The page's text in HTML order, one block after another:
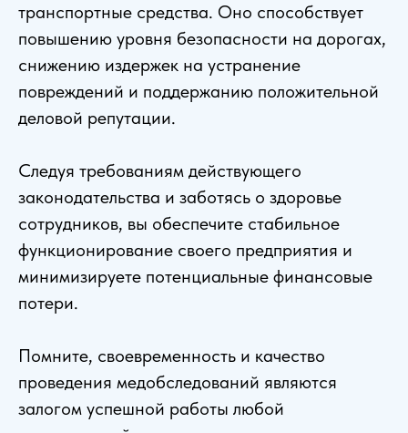
транспортные средства. Оно способствует
повышению уровня безопасности на дорогах,
снижению издержек на устранение
повреждений и поддержанию положительной
деловой репутации.
Следуя требованиям действующего
законодательства и заботясь о здоровье
сотрудников, вы обеспечите стабильное
функционирование своего предприятия и
минимизируете потенциальные финансовые
потери.
Помните, своевременность и качество
проведения медобследований являются
залогом успешной работы любой